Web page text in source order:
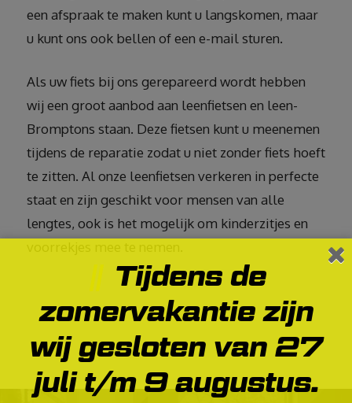
een afspraak te maken kunt u langskomen, maar
u kunt ons ook bellen of een e-mail sturen.
Als uw fiets bij ons gerepareerd wordt hebben
wij een groot aanbod aan leenfietsen en leen-
Bromptons staan. Deze fietsen kunt u meenemen
tijdens de reparatie zodat u niet zonder fiets hoeft
te zitten. Al onze leenfietsen verkeren in perfecte
staat en zijn geschikt voor mensen van alle
lengtes, ook is het mogelijk om kinderzitjes en
Tijdens de
zomervakantie zijn
wij gesloten van 27
juli t/m 9 augustus.